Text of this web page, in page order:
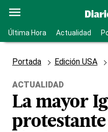
Última Hora Actualidad
Portada Edición USA
ACTUALIDAD
La mayor
protestante